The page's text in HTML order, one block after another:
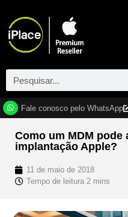
Fale conosco pelo WhatsApp
Como um MDM pode
implantação Apple?
11 de maio de 2018